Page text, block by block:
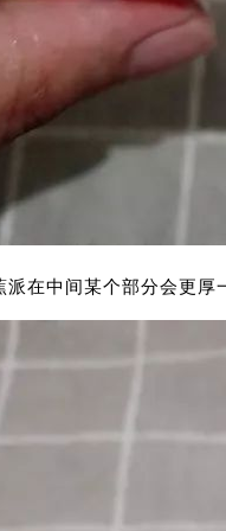
在中间某个部分会更厚